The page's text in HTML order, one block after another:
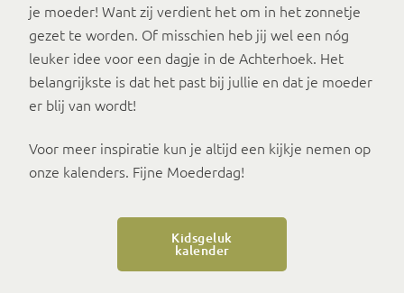
je moeder! Want zij verdient het om in het zonnetje
gezet te worden. Of misschien heb jij wel een nóg
leuker idee voor een dagje in de Achterhoek. Het
belangrijkste is dat het past bij jullie en dat je moeder
er blij van wordt!
Voor meer inspiratie kun je altijd een kijkje nemen op
onze kalenders. Fijne Moederdag!
Kidsgeluk
kalender